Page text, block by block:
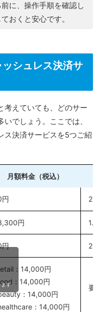
に、操作手順を確認し
おくと安心です。
シュレス決済サ
考えていても、どのサー
でしょう。ここでは、
ス決済サービスを5つご紹
月額料金（税込）
円 2.5
円
円
：14,000円
：14,000円
：14,000円
：14,000円
要
ます